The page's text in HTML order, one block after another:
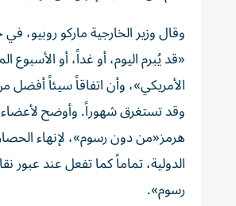
وقال وزير الخارجية ماركو روبيو،
«قد يُبرم اليوم، أو غداً، أو
الأمريكي»، وأن اتفاقاً سيئاً أفضل
وقد تستغرق شهوراً. وأوضح
هرمز«من دون رسوم»، لإنهاء
الدولية، تماماً كما تفعل عند
رسوم».